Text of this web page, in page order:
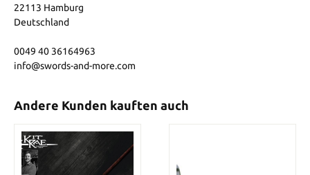
22113 Hamburg
Deutschland
0049 40 36164963
info@swords-and-more.com
Andere Kunden kauften auch